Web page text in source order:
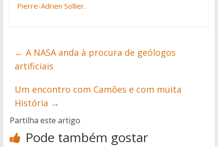
Pierre-Adrien Sollier.
← A NASA anda à procura de geólogos
artificiais
Um encontro com Camões e com muita
História →
Partilha este artigo
Pode também gostar